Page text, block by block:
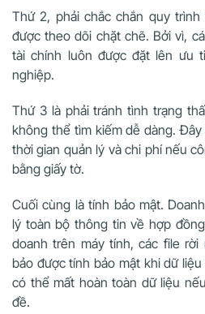
Thứ 2, phải chắc chắn quy
được theo dõi chặt chẽ. Bởi vì,
tài chính luôn được đặt lên ưu
nghiệp.
Thứ 3 là phải tránh tình trạng
không thể tìm kiếm dễ dàng.
thời gian quản lý và chi phí nếu
bằng giấy tờ.
Cuối cùng là tính bảo mật.
lý toàn bộ thông tin về hợp
doanh trên máy tính, các file
bảo được tính bảo mật khi dữ
có thể mất hoàn toàn dữ liệu
đề.